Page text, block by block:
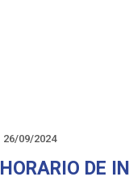
26/09/2024
HORARIO DE